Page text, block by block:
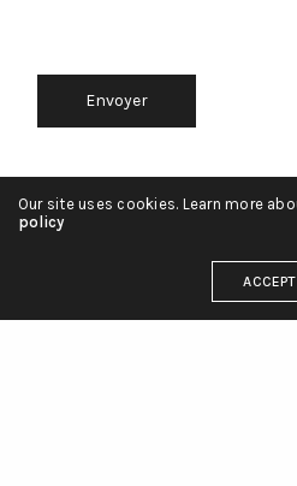
Our site uses cookies. Learn more
policy
ACCEPT